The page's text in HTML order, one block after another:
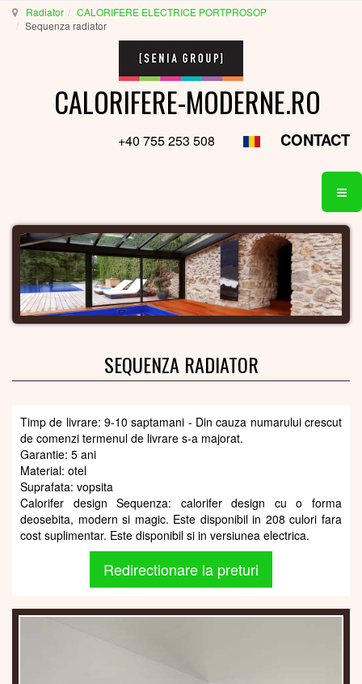
Radiator
CALORIFERE ELECTRICE PORTPROSOP
Sequenza radiator
CALORIFERE-MODERNE.RO
+40 755 253 508 CONTACT
SEQUENZA RADIATOR
Timp de livrare: 9-10 saptamani - Din cauza numarului crescut
de comenzi termenul de livrare s-a majorat.
Garantie: 5 ani
Material: otel
Suprafata: vopsita
Calorifer design Sequenza: calorifer design cu o forma
deosebita, modern si magic. Este disponibil in 208 culori fara
cost suplimentar. Este disponibil si in versiunea electrica.
Redirectionare la preturi